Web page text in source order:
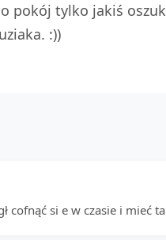
pokój tylko jakiś
:))
cofnąć si e w czasie i mieć